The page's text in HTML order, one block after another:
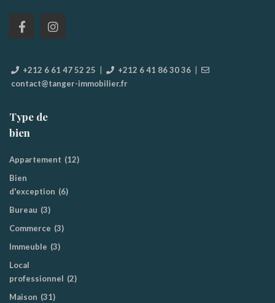
+212 6 61 47 52 25 +212 6 41 86 30 36
contact@tanger-immobilier.fr
Type de
bien
Appartement (12)
Bien
d'exception (6)
Bureau (3)
Commerce (3)
Immeuble (3)
Local
professionnel (2)
Maison (31)